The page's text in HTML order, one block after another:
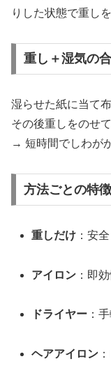
りした状態で重し
重し＋湿気の
湿らせた紙に当て
その後重しをのせて
→ 短時間でしわが
方法ごとの特
重しだけ ：安
アイロン ：即
ドライヤー ：
ヘアアイロン